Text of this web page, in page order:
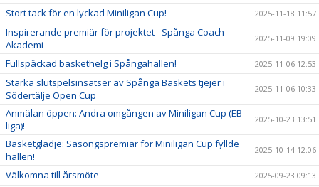
Stort tack för en lyckad Miniligan Cup! 2025-11-18 11:57
Inspirerande premiär för projektet - Spånga Coach
Akademi
2025-11-09 19:09
Fullspäckad baskethelg i Spångahallen! 2025-11-06 12:53
Starka slutspelsinsatser av Spånga Baskets tjejer i
Södertälje Open Cup
2025-11-06 10:33
Anmälan öppen: Andra omgången av Miniligan Cup (EB-
liga)!
2025-10-23 13:51
Basketglädje: Säsongspremiär för Miniligan Cup fyllde
hallen!
2025-10-14 12:06
Välkomna till årsmöte 2025-09-23 09:13